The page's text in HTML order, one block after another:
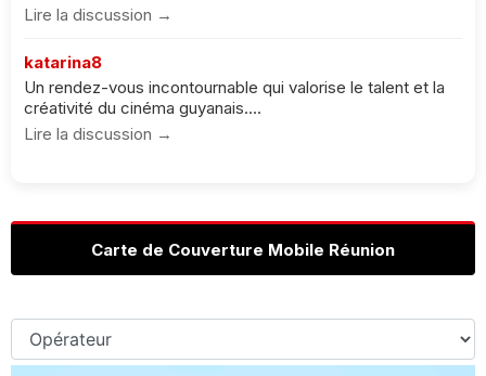
Lire la discussion →
katarina8
Un rendez-vous incontournable qui valorise le talent et la
créativité du cinéma guyanais....
Lire la discussion →
Carte de Couverture Mobile Réunion